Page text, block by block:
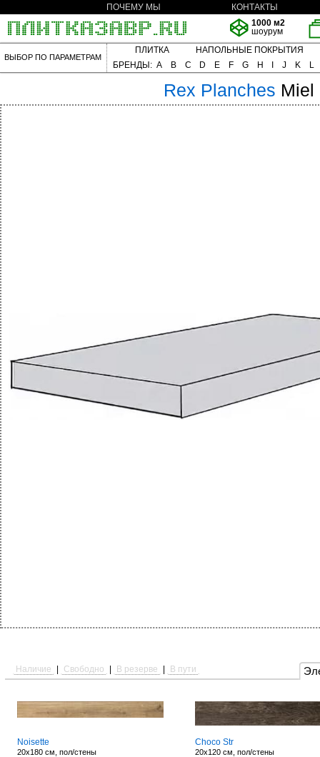
ПОЧЕМУ МЫ
КОНТАКТЫ
1000 м2
шоурум
ВЫБОР ПО ПАРАМЕТРАМ
ПЛИТКА
НАПОЛЬНЫЕ ПОКРЫТИЯ
БРЕНДЫ: A B C D E F G H J K L
Rex Planches Miel
Наличие Свободно В резерве В пути
Noisette
20x180 см, пол/стены
Choco Str
20x120 см, пол/стены